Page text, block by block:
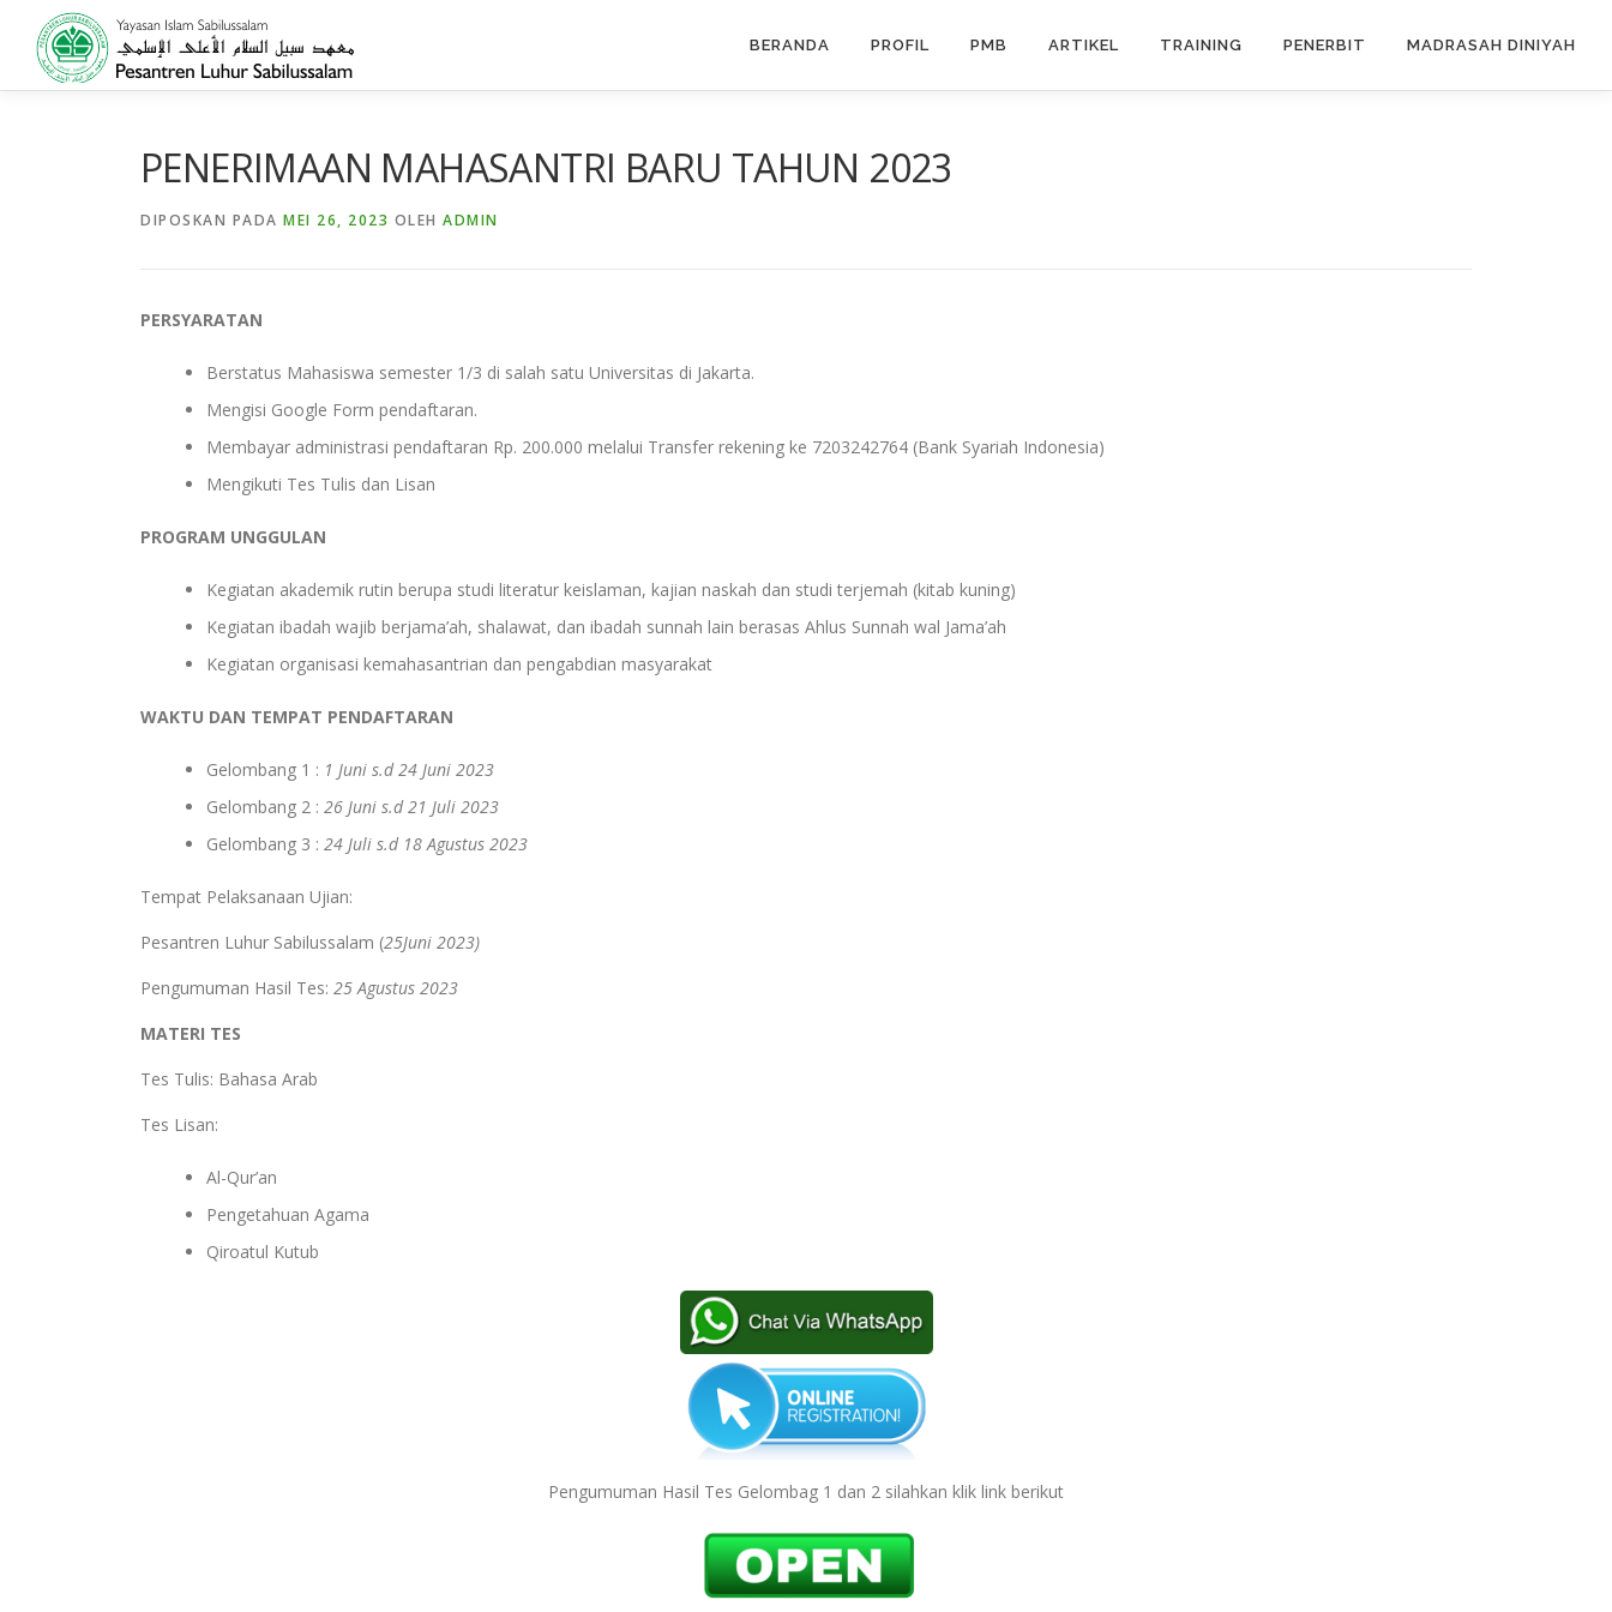
Lompat
konten
BERANDA PROFIL PMB ARTIKEL TRAINING PENERBIT MADRASAH DINIYAH
PENERIMAAN MAHASANTRI BARU TAHUN 2023
DIPOSKAN PADA MEI 26, 2023 OLEH ADMIN
PERSYARATAN
Berstatus Mahasiswa semester 1/3 di salah satu Universitas di Jakarta.
Mengisi Google Form pendaftaran.
Membayar administrasi pendaftaran Rp. 200.000 melalui Transfer rekening ke 7203242764 (Bank Syariah Indonesia)
Mengikuti Tes Tulis dan Lisan
PROGRAM UNGGULAN
Kegiatan akademik rutin berupa studi literatur keislaman, kajian naskah dan studi terjemah (kitab kuning)
Kegiatan ibadah wajib berjama’ah, shalawat, dan ibadah sunnah lain berasas Ahlus Sunnah wal Jama’ah
Kegiatan organisasi kemahasantrian dan pengabdian masyarakat
WAKTU DAN TEMPAT PENDAFTARAN
Gelombang 1 : 1 Juni s.d 24 Juni 2023
Gelombang 2 : 26 Juni s.d 21 Juli 2023
Gelombang 3 : 24 Juli s.d 18 Agustus 2023
Tempat Pelaksanaan Ujian:
Pesantren Luhur Sabilussalam (25Juni 2023)
Pengumuman Hasil Tes: 25 Agustus 2023
MATERI TES
Tes Tulis: Bahasa Arab
Tes Lisan:
Al-Qur’an
Pengetahuan Agama
Qiroatul Kutub
Pengumuman Hasil Tes Gelombag 1 dan 2 silahkan klik link berikut